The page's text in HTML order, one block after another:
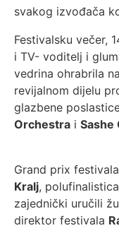
svakog izvođača
Festivalsku večer,
i TV- voditelj i
vedrina ohrabrila
revijalnom dijelu
glazbene
Orchestra i Sashe
Grand prix
Kralj, polufinalistica
zajednički uručili
direktor festivala